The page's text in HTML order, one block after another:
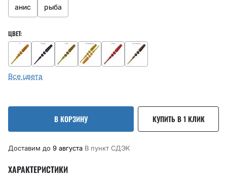
анис рыба
ЦВЕТ:
Все цвета
В КОРЗИНУ КУПИТЬ В 1 КЛИК
Доставим до 9 августа В пункт CДЭК
ХАРАКТЕРИСТИКИ